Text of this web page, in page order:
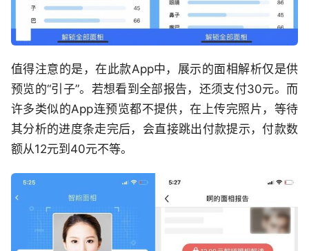
值得注意的是，在此款App中，展示的面相解析仅是供
预览的“引子”。若想看到全部报告，还须支付30元。而
许多类似的App连预览都不提供，在上传完照片，等待
其分析的进度条走完后，会直接跳出付款提示，付款数
额从12元到40元不等。